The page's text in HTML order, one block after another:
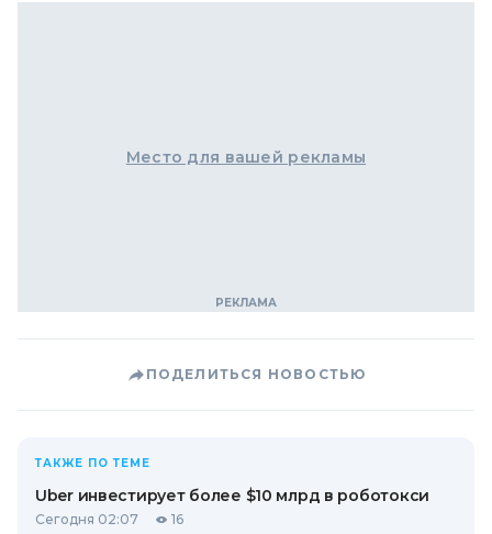
Место для вашей рекламы
ПОДЕЛИТЬСЯ НОВОСТЬЮ
ТАКЖЕ ПО ТЕМЕ
Uber инвестирует более $10 млрд в роботокси
Сегодня 02:07 16